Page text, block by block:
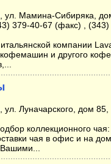
ул. Мамина-Сибиряка,
379-40-67 (факс) ,
компании
и другого
ул. Луначарского, дом
коллекционного чая:
чая в офис и на